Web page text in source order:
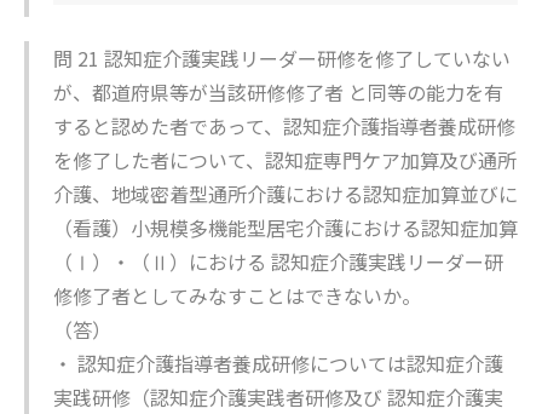
問 21 認知症介護実践リーダー研修を修了していない
が、都道府県等が当該研修修了者 と同等の能力を有
すると認めた者であって、認知症介護指導者養成研修
を修了した者について、認知症専門ケア加算及び通所
介護、地域密着型通所介護における認知症加算並びに
（看護）小規模多機能型居宅介護における認知症加算
（Ⅰ）・（Ⅱ）における 認知症介護実践リーダー研
修修了者としてみなすことはできないか。
（答）
・ 認知症介護指導者養成研修については認知症介護
実践研修（認知症介護実践者研修及び 認知症介護実